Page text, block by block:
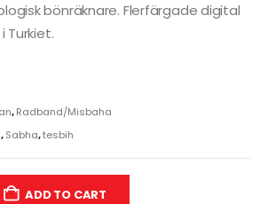
bönräknare. Flerfärgade digital
Turkiet.
,Radband/Misbaha
,Sabha,tesbih
ADD TO CART